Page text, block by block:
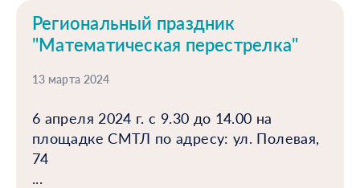
Региональный праздник
"Математическая перестрелка"
13 марта 2024
6 апреля 2024 г. с 9.30 до 14.00 на
площадке СМТЛ по адресу: ул. Полевая,
74
...